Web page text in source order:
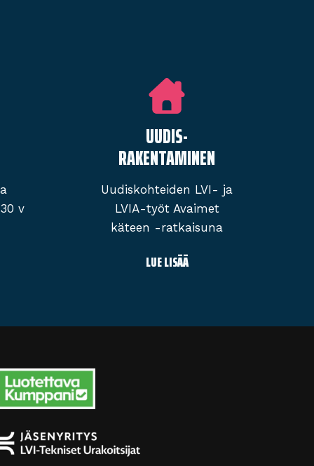
v
UUDIS­
RAKENTAMINEN
Uudis­kohteiden LVI- ja
LVIA-työt Avaimet
käteen -ratkaisuna
LUE LISÄÄ